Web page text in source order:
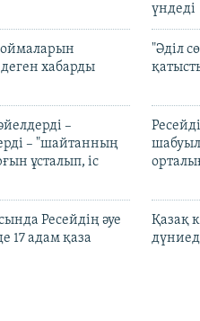
үндеді
хабарды
"Әділ
–
– "шайтанның
ұсталып, іс
Ресейдің әуе
17 адам қаза
Қазақ